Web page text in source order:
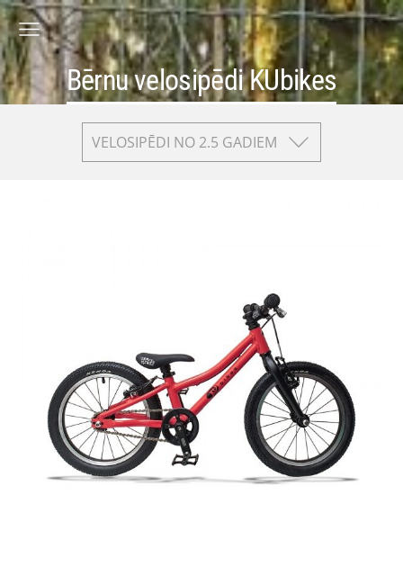
Bērnu velosipēdi KUbikes
VELOSIPĒDI NO 2.5 GADIEM